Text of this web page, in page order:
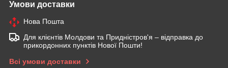
Умови доставки
Нова Пошта
Для клієнтів Молдови та Придністров'я – відправка до
прикордонних пунктів Нової Пошти!
Всі умови доставки